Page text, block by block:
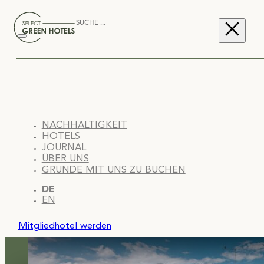
NACHHALTIGKEIT
HOTELS
JOURNAL
ÜBER UNS
GRÜNDE MIT UNS ZU BUCHEN
DE
EN
Mitgliedhotel werden
Im